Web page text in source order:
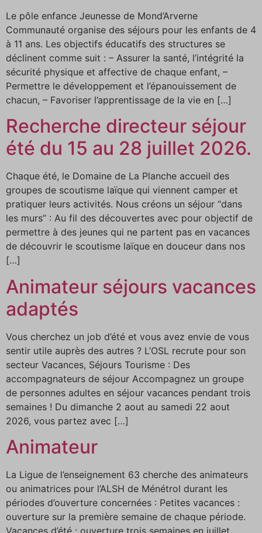
Le pôle enfance Jeunesse de Mond’Arverne
Communauté organise des séjours pour les enfants de 4
à 11 ans. Les objectifs éducatifs des structures se
déclinent comme suit : – Assurer la santé, l’intégrité la
sécurité physique et affective de chaque enfant, –
Permettre le développement et l’épanouissement de
chacun, – Favoriser l’apprentissage de la vie en […]
Recherche directeur séjour
été du 15 au 28 juillet 2026.
Chaque été, le Domaine de La Planche accueil des
groupes de scoutisme laïque qui viennent camper et
pratiquer leurs activités. Nous créons un séjour “dans
les murs” : Au fil des découvertes avec pour objectif de
permettre à des jeunes qui ne partent pas en vacances
de découvrir le scoutisme laïque en douceur dans nos
[…]
Animateur séjours vacances
adaptés
Vous cherchez un job d’été et vous avez envie de vous
sentir utile auprès des autres ? L’OSL recrute pour son
secteur Vacances, Séjours Tourisme : Des
accompagnateurs de séjour Accompagnez un groupe
de personnes adultes en séjour vacances pendant trois
semaines ! Du dimanche 2 aout au samedi 22 aout
2026, vous partez avec […]
Animateur
La Ligue de l’enseignement 63 cherche des animateurs
ou animatrices pour l’ALSH de Ménétrol durant les
périodes d’ouverture concernées : Petites vacances :
ouverture sur la première semaine de chaque période.
Vacances d’été : ouverture trois semaines en juillet.